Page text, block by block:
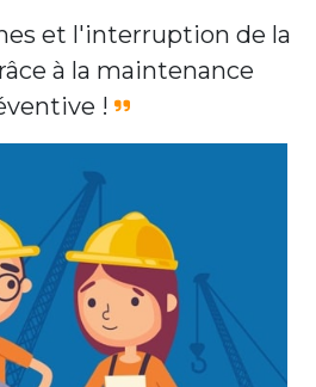
et l'interruption de la
à la maintenance
!